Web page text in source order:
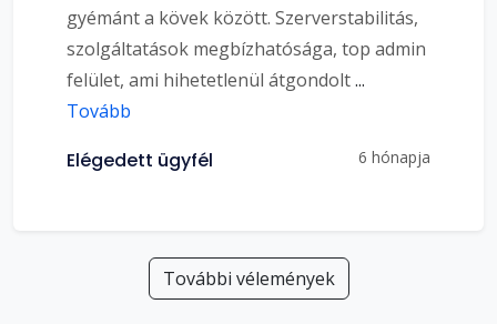
gyémánt a kövek között. Szerverstabilitás,
szolgáltatások megbízhatósága, top admin
felület, ami hihetetlenül átgondolt...
Tovább
Elégedett ügyfél 6 hónapja
További vélemények